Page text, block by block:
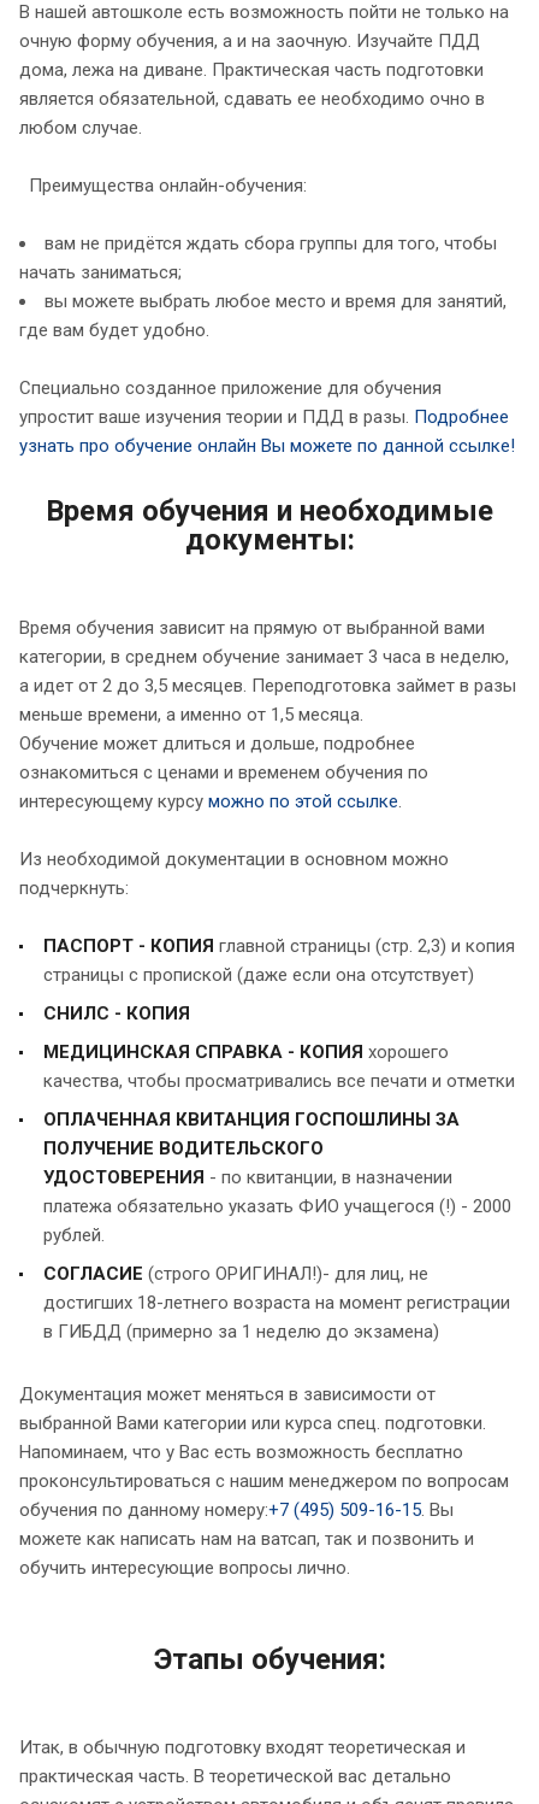
В нашей автошколе есть возможность пойти не только на
очную форму обучения, а и на заочную. Изучайте ПДД
дома, лежа на диване. Практическая часть подготовки
является обязательной, сдавать ее необходимо очно в
любом случае.
Преимущества онлайн-обучения:
вам не придётся ждать сбора группы для того, чтобы
начать заниматься;
вы можете выбрать любое место и время для занятий,
где вам будет удобно.
Специально созданное приложение для обучения
упростит ваше изучения теории и ПДД в разы. Подробнее
узнать про обучение онлайн Вы можете по данной ссылке!
Время обучения и необходимые
документы:
Время обучения зависит на прямую от выбранной вами
категории, в среднем обучение занимает 3 часа в неделю,
а идет от 2 до 3,5 месяцев. Переподготовка займет в разы
меньше времени, а именно от 1,5 месяца.
Обучение может длиться и дольше, подробнее
ознакомиться с ценами и временем обучения по
интересующему курсу можно по этой ссылке.
Из необходимой документации в основном можно
подчеркнуть:
ПАСПОРТ - КОПИЯ главной страницы (стр. 2,3) и копия
страницы с пропиской (даже если она отсутствует)
СНИЛС - КОПИЯ
МЕДИЦИНСКАЯ СПРАВКА - КОПИЯ хорошего
качества, чтобы просматривались все печати и отметки
ОПЛАЧЕННАЯ КВИТАНЦИЯ ГОСПОШЛИНЫ ЗА
ПОЛУЧЕНИЕ ВОДИТЕЛЬСКОГО
УДОСТОВЕРЕНИЯ - по квитанции, в назначении
платежа обязательно указать ФИО учащегося (!) - 2000
рублей.
СОГЛАСИЕ (строго ОРИГИНАЛ!)- для лиц, не
достигших 18-летнего возраста на момент регистрации
в ГИБДД (примерно за 1 неделю до экзамена)
Документация может меняться в зависимости от
выбранной Вами категории или курса спец. подготовки.
Напоминаем, что у Вас есть возможность бесплатно
проконсультироваться с нашим менеджером по вопросам
обучения по данному номеру:+7 (495) 509-16-15. Вы
можете как написать нам на ватсап, так и позвонить и
обучить интересующие вопросы лично.
Этапы обучения:
Итак, в обычную подготовку входят теоретическая и
практическая часть. В теоретической вас детально